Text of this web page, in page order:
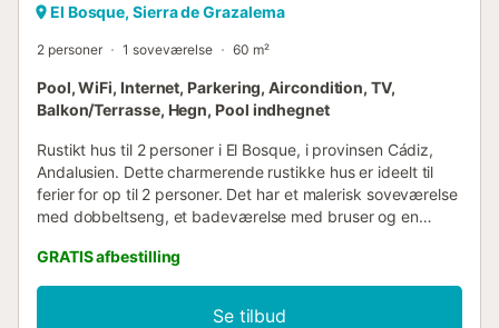
El Bosque, Sierra de Grazalema
2 personer 1 soveværelse 60 m²
Pool, WiFi, Internet, Parkering, Aircondition, TV,
Balkon/Terrasse, Hegn, Pool indhegnet
Rustikt hus til 2 personer i El Bosque, i provinsen Cádiz,
Andalusien. Dette charmerende rustikke hus er ideelt til
ferier for op til 2 personer. Det har et malerisk soveværelse
med dobbeltseng, et badeværelse med bruser og en
veludstyret og fuldender inventaret. Udendørsarealet,
inklusive poolen og det overdækkede udendørs
spiseområde, deles af de tre ferieboliger i komplekset....
GRATIS afbestilling
Se tilbud